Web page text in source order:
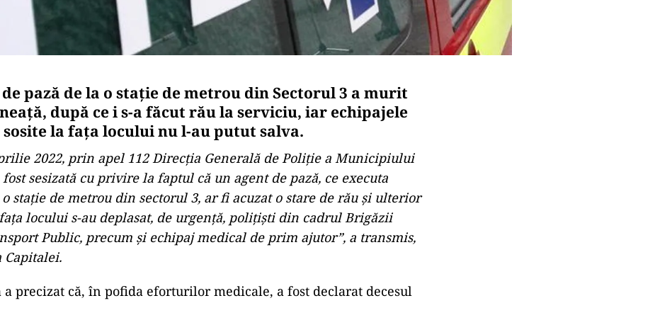
pază de la o staţie de metrou din Sectorul 3 a murit
după ce i s-a făcut rău la serviciu, iar echipajele
la faţa locului nu l-au putut salva.
2022, prin apel 112 Direcţia Generală de Poliţie a Municipiului
sesizată cu privire la faptul că un agent de pază, ce executa
staţie de metrou din sectorul 3, ar fi acuzat o stare de rău şi ulterior
locului s-au deplasat, de urgenţă, poliţişti din cadrul Brigăzii
Public, precum şi echipaj medical de prim ajutor”, a transmis,
a precizat că, în pofida eforturilor medicale, a fost declarat decesul